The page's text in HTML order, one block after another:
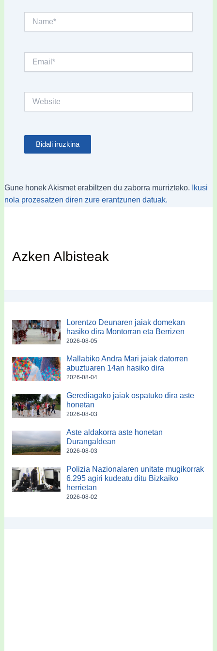
Website
Gune honek Akismet erabiltzen du zaborra murrizteko.
Ikusi
nola prozesatzen diren zure erantzunen datuak.
Azken Albisteak
Lorentzo Deunaren jaiak domekan
hasiko dira Montorran eta Berrizen
2026-08-05
Mallabiko Andra Mari jaiak datorren
abuztuaren 14an hasiko dira
2026-08-04
Gerediagako jaiak ospatuko dira aste
honetan
2026-08-03
Aste aldakorra aste honetan
Durangaldean
2026-08-03
Polizia Nazionalaren unitate mugikorrak
6.295 agiri kudeatu ditu Bizkaiko
herrietan
2026-08-02